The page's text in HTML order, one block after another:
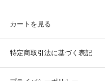
カートを見る
特定商取引法に基づく表記